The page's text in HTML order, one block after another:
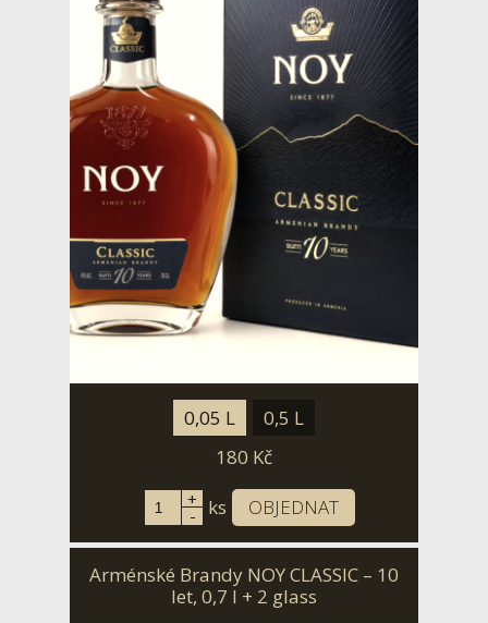
0,05 L
0,5 L
180 Kč
+
- ks OBJEDNAT
Arménské Brandy NOY CLASSIC – 10
let, 0,7 l + 2 glass